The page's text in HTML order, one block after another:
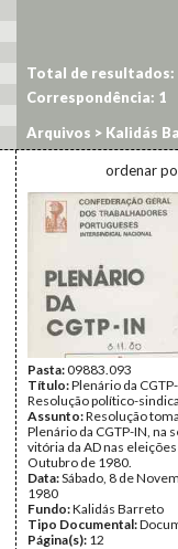
Total de resultados:
Correspondência: 1
Arquivos > Kalidás
ordenar
Pasta:09883.093
Título:Plenário da
Resolução político-
Assunto:Resolução
Plenário da CGTP-IN, na
vitória da AD nas
Outubro de 1980.
Data:Sábado, 8 de
1980
Fundo:Kalidás Barreto
Tipo Documental:
Página(s): 12